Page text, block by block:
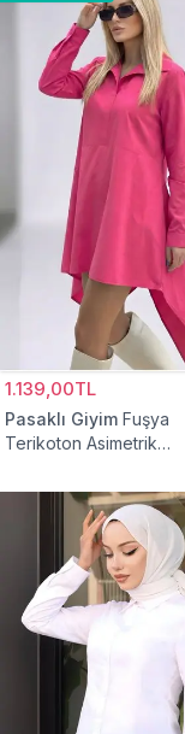
1.139,00TL
Pasaklı Giyim Fuşya
Terikoton Asimetrik